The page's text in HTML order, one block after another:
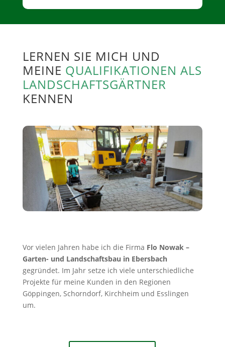
LERNEN SIE MICH UND
MEINE QUALIFIKATIONEN ALS
LANDSCHAFTSGÄRTNER
KENNEN
Vor vielen Jahren habe ich die Firma Flo Nowak –
Garten- und Landschaftsbau in Ebersbach
gegründet. Im Jahr setze ich viele unterschiedliche
Projekte für meine Kunden in den Regionen
Göppingen, Schorndorf, Kirchheim und Esslingen
um.